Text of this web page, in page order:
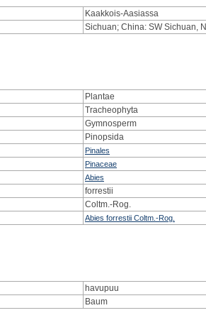
Kaakkois-Aasiassa
Sichuan; China: SW Sichuan,
Plantae
Tracheophyta
Gymnosperm
Pinopsida
Pinales
Pinaceae
Abies
forrestii
Coltm.-Rog.
Abies forrestii Coltm.-Rog.
havupuu
Baum